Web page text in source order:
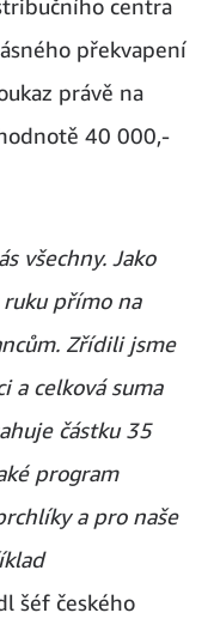
centra
překvapení
právě na
40 000,-
všechny. Jako
přímo na
Zřídili jsme
a celková suma
částku 35
program
a pro naše
šéf českého